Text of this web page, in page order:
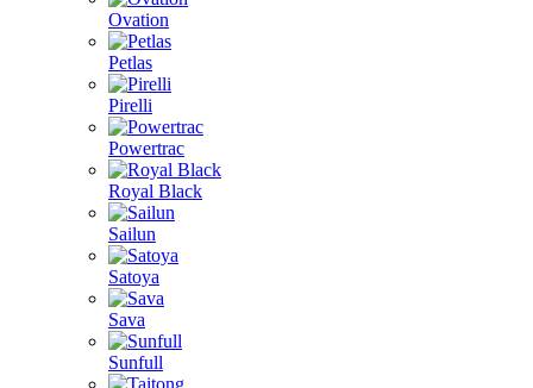
Ovation
Petlas
Pirelli
Powertrac
Royal Black
Sailun
Satoya
Sava
Sunfull